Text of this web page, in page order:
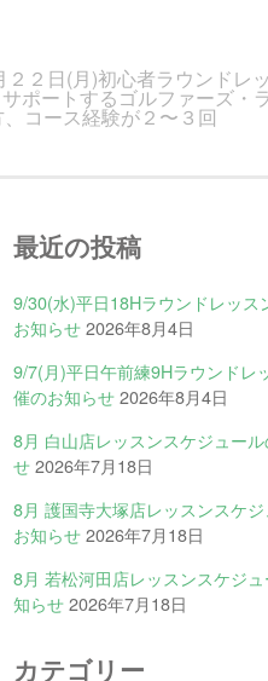
２日(月)初心者ラウンドレ
ポートするゴルファーズ・
コース経験が２〜３回
最近の投稿
9/30(水)平日18Hラウンドレッス
お知らせ2026年8月4日
9/7(月)平日午前練9Hラウンドレ
催のお知らせ2026年8月4日
8月 白山店レッスンスケジュール
せ2026年7月18日
8月 護国寺大塚店レッスンスケ
お知らせ2026年7月18日
8月 若松河田店レッスンスケジ
知らせ2026年7月18日
カテゴリー